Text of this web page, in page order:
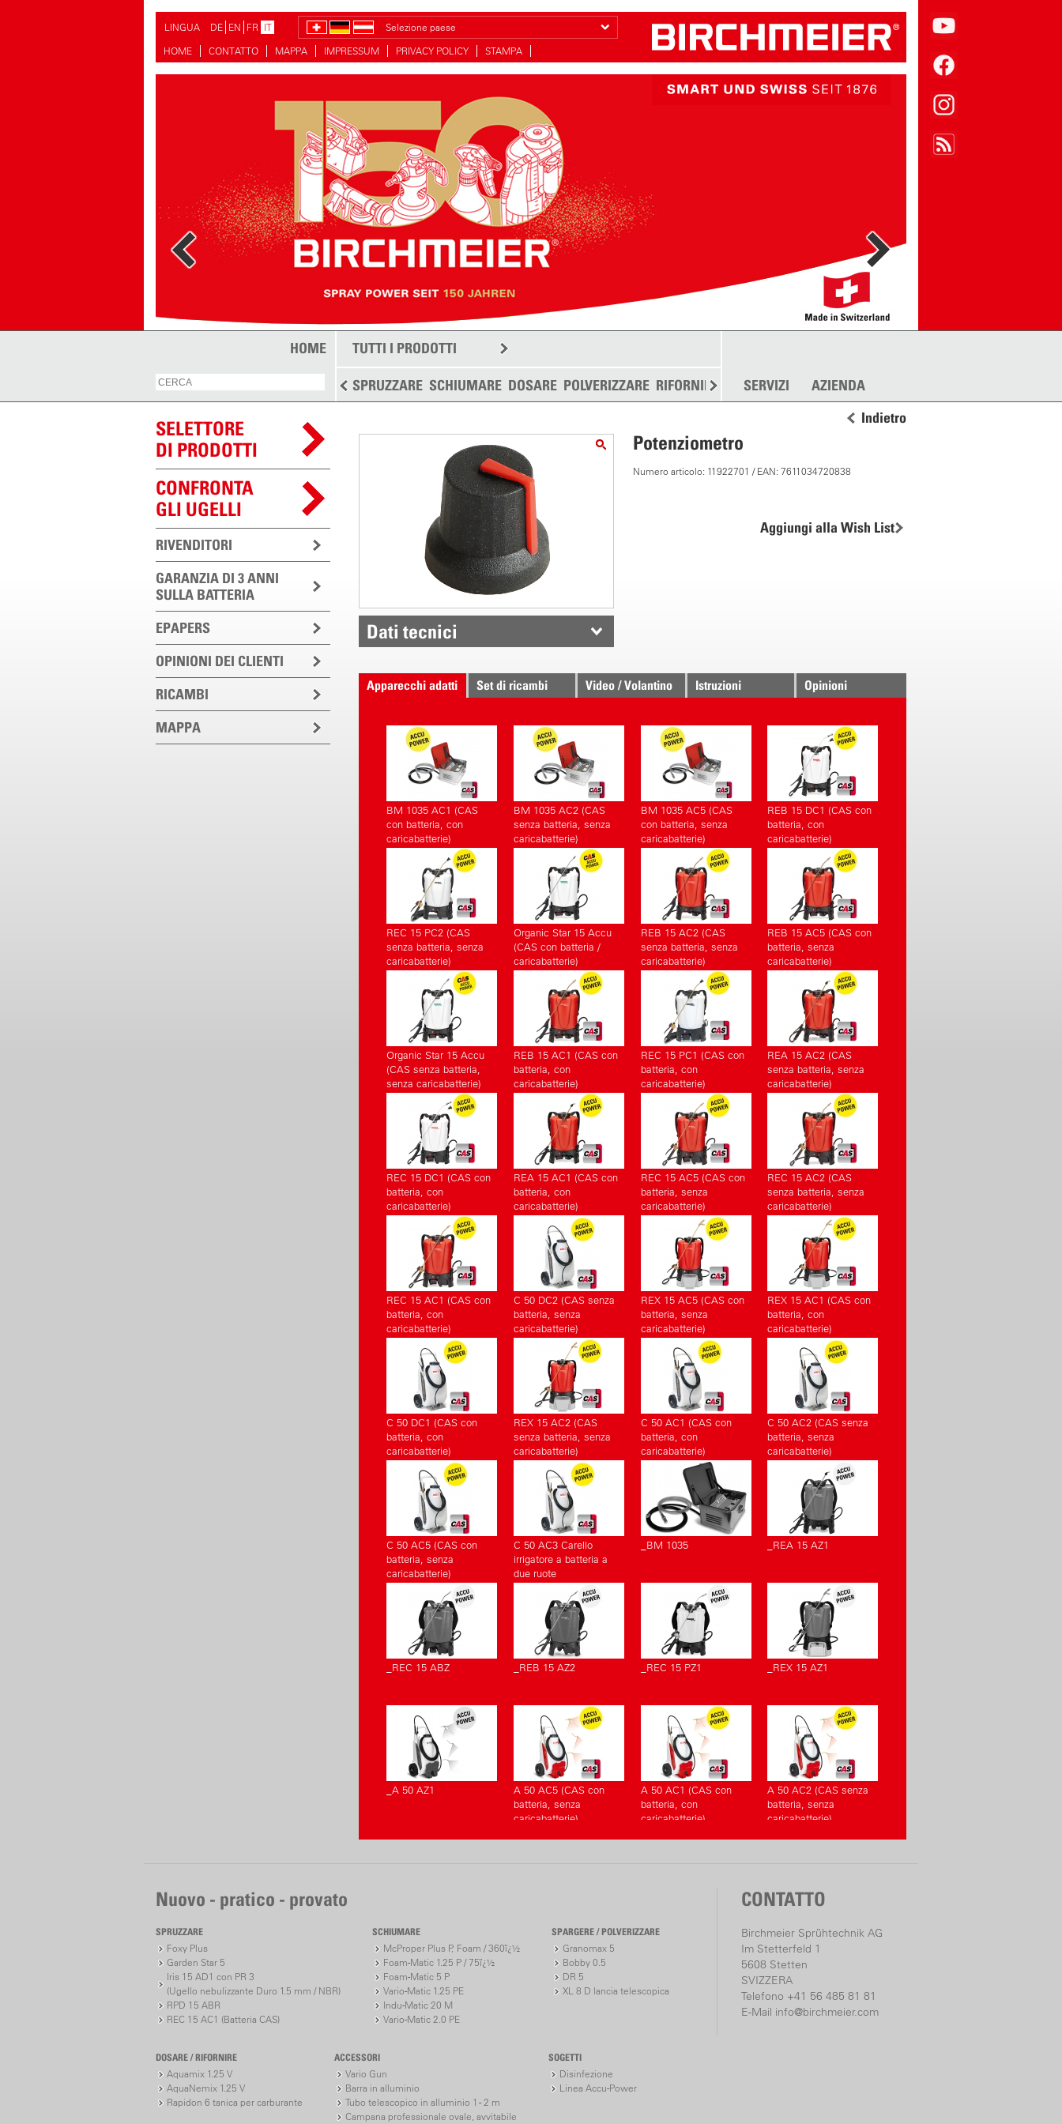
LINGUA DE EN FR IT
Selezione paese
HOME
CONTATTO MAPPA IMPRESSUM PRIVACY POLICY STAMPA
HOME TUTTI I PRODOTTI
SPRUZZARE SCHIUMARE DOSARE POLVERIZZARE RIFORNIRE SPARGERE ALTRO
SERVIZI AZIENDA
SELETTORE
DI PRODOTTI
CONFRONTA
GLI UGELLI
RIVENDITORI
GARANZIA DI 3 ANNI
SULLA BATTERIA
EPAPERS
OPINIONI DEI CLIENTI
RICAMBI
MAPPA
Indietro
Potenziometro
Numero articolo: 11922701 / EAN: 7611034720838
Aggiungi alla Wish List
Dati tecnici
Apparecchi adatti Set di ricambi Video / Volantino Istruzioni Opinioni
BM 1035 AC1 (CAS
con batteria, con
caricabatterie)
BM 1035 AC2 (CAS
senza batteria, senza
caricabatterie)
BM 1035 AC5 (CAS
con batteria, senza
caricabatterie)
REB 15 DC1 (CAS con
batteria, con
caricabatterie)
REC 15 PC2 (CAS
senza batteria, senza
caricabatterie)
Organic Star 15 Accu
(CAS con batteria /
caricabatterie)
REB 15 AC2 (CAS
senza batteria, senza
caricabatterie)
REB 15 AC5 (CAS con
batteria, senza
caricabatterie)
Organic Star 15 Accu
(CAS senza batteria,
senza caricabatterie)
REB 15 AC1 (CAS con
batteria, con
caricabatterie)
REC 15 PC1 (CAS con
batteria, con
caricabatterie)
REA 15 AC2 (CAS
senza batteria, senza
caricabatterie)
REC 15 DC1 (CAS con
batteria, con
caricabatterie)
REA 15 AC1 (CAS con
batteria, con
caricabatterie)
REC 15 AC5 (CAS con
batteria, senza
caricabatterie)
REC 15 AC2 (CAS
senza batteria, senza
caricabatterie)
REC 15 AC1 (CAS con
batteria, con
caricabatterie)
C 50 DC2 (CAS senza
batteria, senza
caricabatterie)
REX 15 AC5 (CAS con
batteria, senza
caricabatterie)
REX 15 AC1 (CAS con
batteria, con
caricabatterie)
C 50 DC1 (CAS con
batteria, con
caricabatterie)
REX 15 AC2 (CAS
senza batteria, senza
caricabatterie)
C 50 AC1 (CAS con
batteria, con
caricabatterie)
C 50 AC2 (CAS senza
batteria, senza
caricabatterie)
C 50 AC5 (CAS con
batteria, senza
caricabatterie)
C 50 AC3 Carello
irrigatore a batteria a
due ruote
_BM 1035 _REA 15 AZ1
_REC 15 ABZ _REB 15 AZ2 _REC 15 PZ1 _REX 15 AZ1
_A 50 AZ1
A 50 AC5 (CAS con
batteria, senza
caricabatterie)
A 50 AC1 (CAS con
batteria, con
caricabatterie)
A 50 AC2 (CAS senza
batteria, senza
caricabatterie)
Nuovo - pratico - provato
SPRUZZARE
Foxy Plus
Garden Star 5
Iris 15 AD1 con PR 3
(Ugello nebulizzante Duro 1.5 mm / NBR)
RPD 15 ABR
REC 15 AC1 (Batteria CAS)
SCHIUMARE
McProper Plus P, Foam / 360ï¿½
Foam-Matic 1.25 P / 75ï¿½
Foam-Matic 5 P
Vario-Matic 1.25 PE
Indu-Matic 20 M
Vario-Matic 2.0 PE
SPARGERE / POLVERIZZARE
Granomax 5
Bobby 0.5
DR 5
XL 8 D lancia telescopica
DOSARE / RIFORNIRE
Aquamix 1.25 V
AquaNemix 1.25 V
Rapidon 6 tanica per carburante
ACCESSORI
Vario Gun
Barra in alluminio
Tubo telescopico in alluminio 1 - 2 m
Campana professionale ovale, avvitabile
SOGETTI
Disinfezione
Linea Accu-Power
CONTATTO
Birchmeier Sprühtechnik AG
Im Stetterfeld 1
5608 Stetten
SVIZZERA
Telefono +41 56 485 81 81
E-Mail info@birchmeier.com